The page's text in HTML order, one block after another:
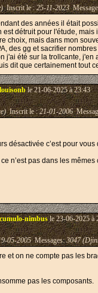
Inscrit le :25-11-2023
des années il était
détruit pour l'étude,
choix, mais dans mon
des gg et sacrifier
j'ai été sur la trollcante,
dit que certainement tout
louisonble 21-06-2025 à 23:43
Inscrit le :21-01-2006
désactivée c’est pour vous
n’est pas dans les
cumulo-nimbusle 23-06-2025 à
05-2005Messages:3047
et on ne compte pas les
pas les composants.